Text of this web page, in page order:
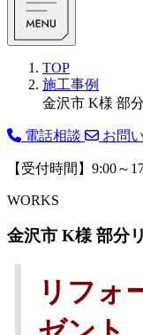
TOP
施工事例
金沢市 K様 部
電話相談 お問
【受付時間】9:00～
WORKS
金沢市 K様 部分
リフォ